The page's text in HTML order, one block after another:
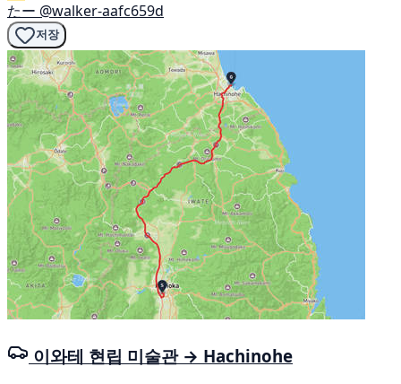
たー @walker-aafc659d
저장
이와테 현립 미술관 → Hachinohe